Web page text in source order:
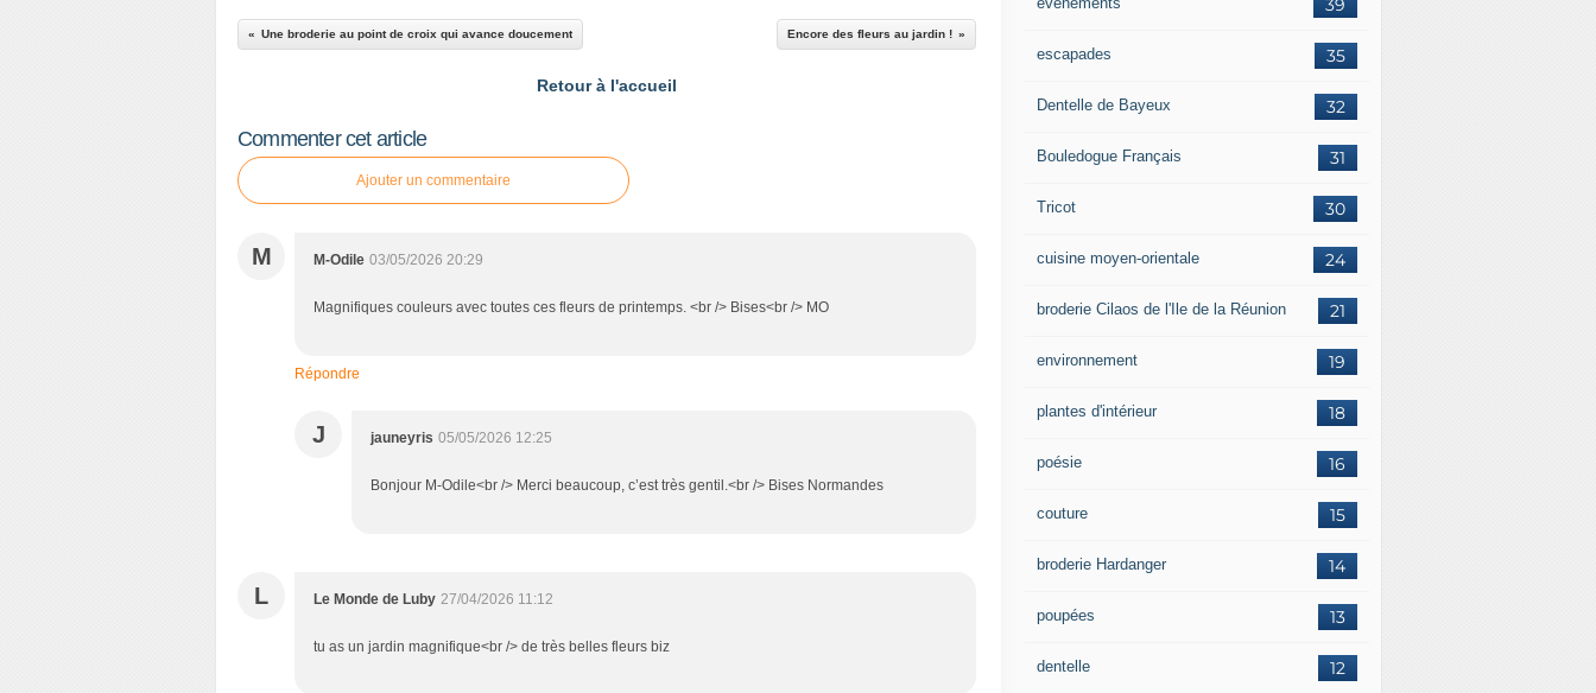
Une broderie au point de croix qui avance doucement Encore des fleurs au jardin !
Retour à l'accueil
Commenter cet article
Ajouter un commentaire
M M-Odile 03/05/2026 20:29
Magnifiques couleurs avec toutes ces fleurs de printemps. <br /> Bises<br /> MO
Répondre
J jauneyris 05/05/2026 12:25
Bonjour M-Odile<br /> Merci beaucoup, c’est très gentil.<br /> Bises Normandes
L Le Monde de Luby 27/04/2026 11:12
tu as un jardin magnifique<br /> de très belles fleurs biz
35
escapades
32
Dentelle de Bayeux
31
Bouledogue Français
30
Tricot
24
cuisine moyen-orientale
21
broderie Cilaos de l'Ile de la Réunion
19
environnement
18
plantes d'intérieur
16
poésie
15
couture
14
broderie Hardanger
13
poupées
12
dentelle